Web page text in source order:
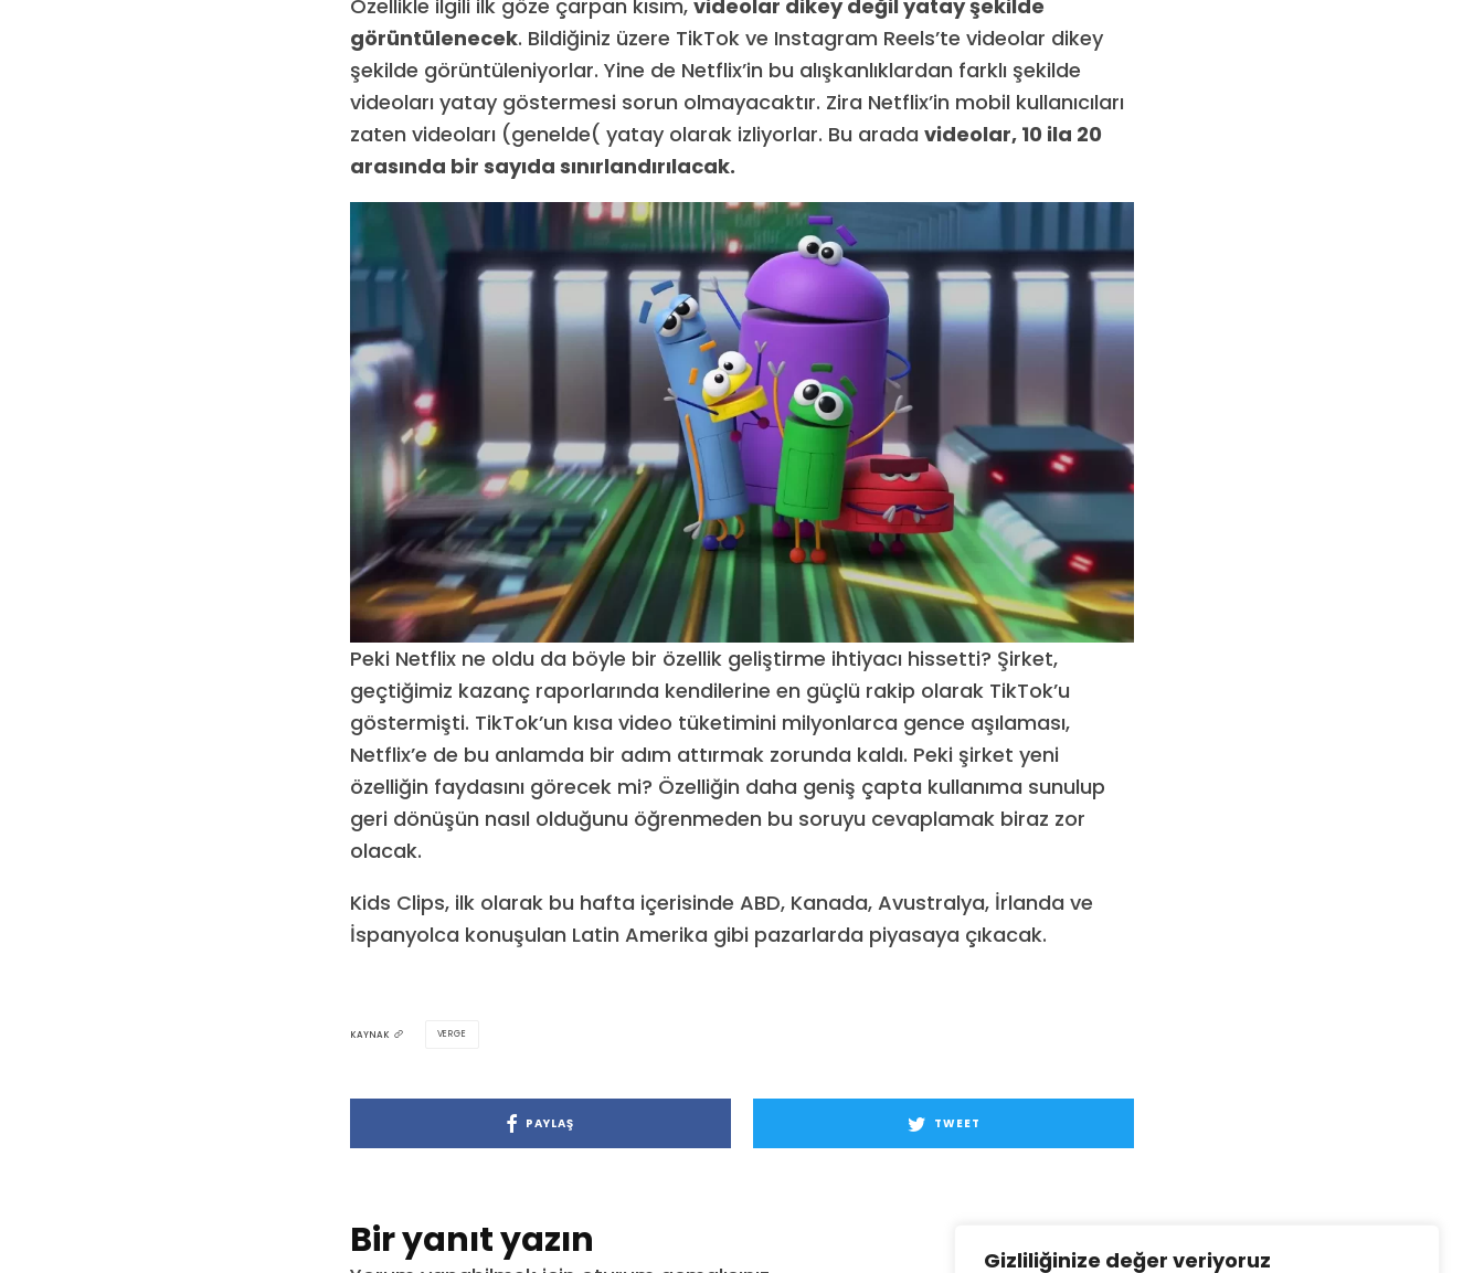
Gizliliğinize değer veriyoruz
Özellikle ilgili ilk göze çarpan kısım, videolar dikey değil yatay şekilde
görüntülenecek. Bildiğiniz üzere TikTok ve Instagram Reels’te videolar dikey
şekilde görüntüleniyorlar. Yine de Netflix’in bu alışkanlıklardan farklı şekilde
videoları yatay göstermesi sorun olmayacaktır. Zira Netflix’in mobil kullanıcıları
zaten videoları (genelde( yatay olarak izliyorlar. Bu arada videolar, 10 ila 20
arasında bir sayıda sınırlandırılacak.
Peki Netflix ne oldu da böyle bir özellik geliştirme ihtiyacı hissetti? Şirket,
geçtiğimiz kazanç raporlarında kendilerine en güçlü rakip olarak TikTok’u
göstermişti. TikTok’un kısa video tüketimini milyonlarca gence aşılaması,
Netflix’e de bu anlamda bir adım attırmak zorunda kaldı. Peki şirket yeni
özelliğin faydasını görecek mi? Özelliğin daha geniş çapta kullanıma sunulup
geri dönüşün nasıl olduğunu öğrenmeden bu soruyu cevaplamak biraz zor
olacak.
Kids Clips, ilk olarak bu hafta içerisinde ABD, Kanada, Avustralya, İrlanda ve
İspanyolca konuşulan Latin Amerika gibi pazarlarda piyasaya çıkacak.
KAYNAK VERGE
PAYLAŞ TWEET
Bir yanıt yazın